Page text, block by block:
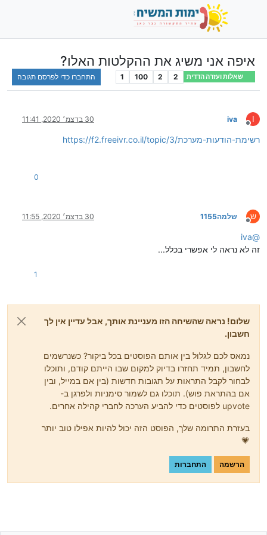
איפה אני משיג את ההקלטות האלו?
שאלות ועזרה הדדית 2
2
100
1 התחברו כדי לפרסם תגובה
I
מנותק
iva 30 בדצמ׳ 2020, 11:41
https://f2.freeivr.co.il/topic/3/רשימת-הודעות-מערכת
0
ש
מנותק
שלמה1155 30 בדצמ׳ 2020, 11:55
@
iva
זה לא נראה לי אפשרי בכלל...
1
שלום! נראה שהשיחה הזו מעניינת אותך, אבל עדיין אין לך
חשבון.
נמאס לכם לגלול בין אותם הפוסטים בכל ביקור? כשנרשמים
לחשבון, תמיד תחזרו בדיוק למקום שבו הייתם קודם, ותוכלו
לבחור לקבל התראות על תגובות חדשות (בין אם במייל, ובין
אם בהתראת פוש). תוכלו גם לשמור סימניות ולפרגן ב-
upvote לפוסטים כדי להביע הערכה לחברי קהילה אחרים.
בעזרת התרומה שלך, הפוסט הזה יכול להיות אפילו טוב יותר
💗
הרשמה התחברות